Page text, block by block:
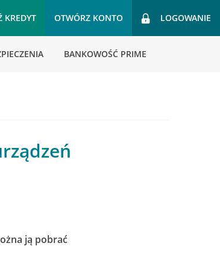
KREDYT OTWÓRZ KONTO LOGOWANIE
BANKOWOŚĆ PRIME
ją pobrać